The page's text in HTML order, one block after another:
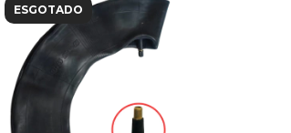
ESGOTADO